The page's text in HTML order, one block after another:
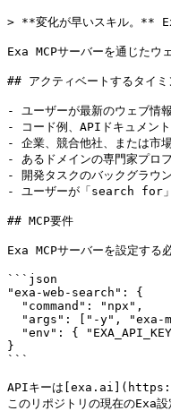
> **変化が早いスキル。**
Exa MCPサーバーを通じたウ
## アクティベートするタイミ
- ユーザーが最新のウェブ情
- コード例、APIドキュメン
- 企業、競合他社、または市
- あるドメインの専門家プロ
- 開発タスクのバックグラウ
- ユーザーが「search
## MCP要件
Exa MCPサーバーを設定す
```json
"exa-web-search": {
  "command": "npx",
"args": ["-y", "exa-
"env": {
}
```
APIキーは[exa.ai](https://
このリポジトリの現在の